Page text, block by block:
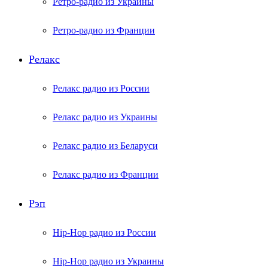
Ретро-радио из Франции
Релакс
Релакс радио из России
Релакс радио из Украины
Релакс радио из Беларуси
Релакс радио из Франции
Рэп
Hip-Hop радио из России
Hip-Hop радио из Украины